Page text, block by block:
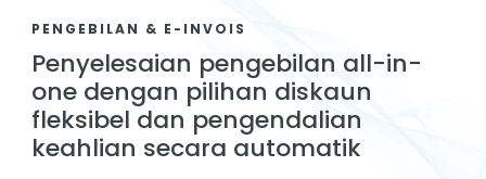
PENGEBILAN & E-INVOIS
Penyelesaian pengebilan all-in-
one dengan pilihan diskaun
fleksibel dan pengendalian
keahlian secara automatik